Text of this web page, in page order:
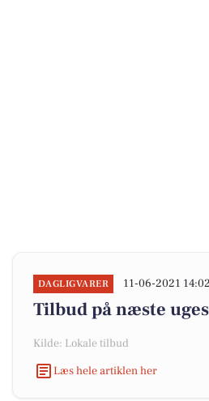
DAGLIGVARER 11-06-2021 14:02
Tilbud på næste
Kilde: Lokale tilbud
Læs hele artiklen her